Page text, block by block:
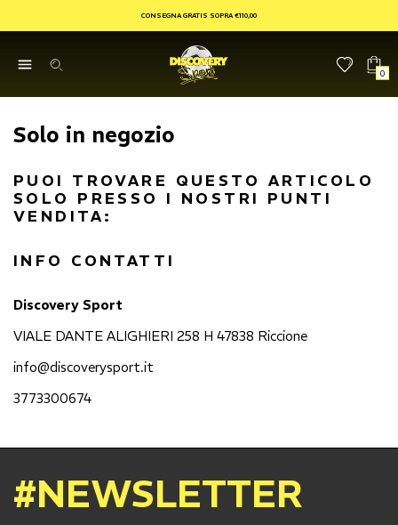
CONSEGNA GRATIS SOPRA €110,00
0
Solo in negozio
PUOI TROVARE QUESTO ARTICOLO
SOLO PRESSO I NOSTRI PUNTI
VENDITA:
INFO CONTATTI
Discovery Sport
VIALE DANTE ALIGHIERI 258 H 47838 Riccione
info@discoverysport.it
3773300674
#NEWSLETTER